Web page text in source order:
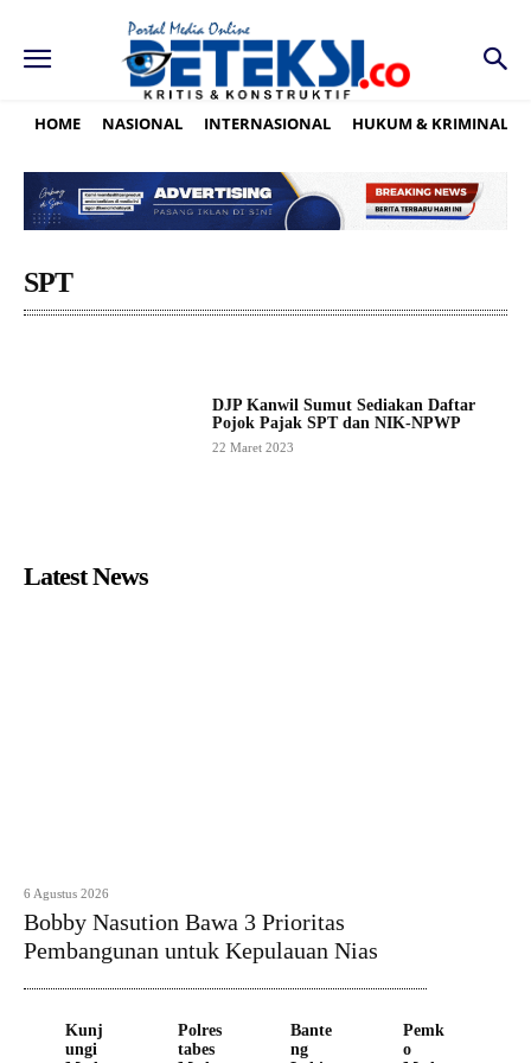
HOME NASIONAL INTERNASIONAL HUKUM & KRIMINAL
SPT
DJP Kanwil Sumut Sediakan Daftar
Pojok Pajak SPT dan NIK-NPWP
22 Maret 2023
Latest News
6 Agustus 2026
Bobby Nasution Bawa 3 Prioritas
Pembangunan untuk Kepulauan Nias
Kunj
ungi
Polres
tabes
Bante
ng
Pemk
o